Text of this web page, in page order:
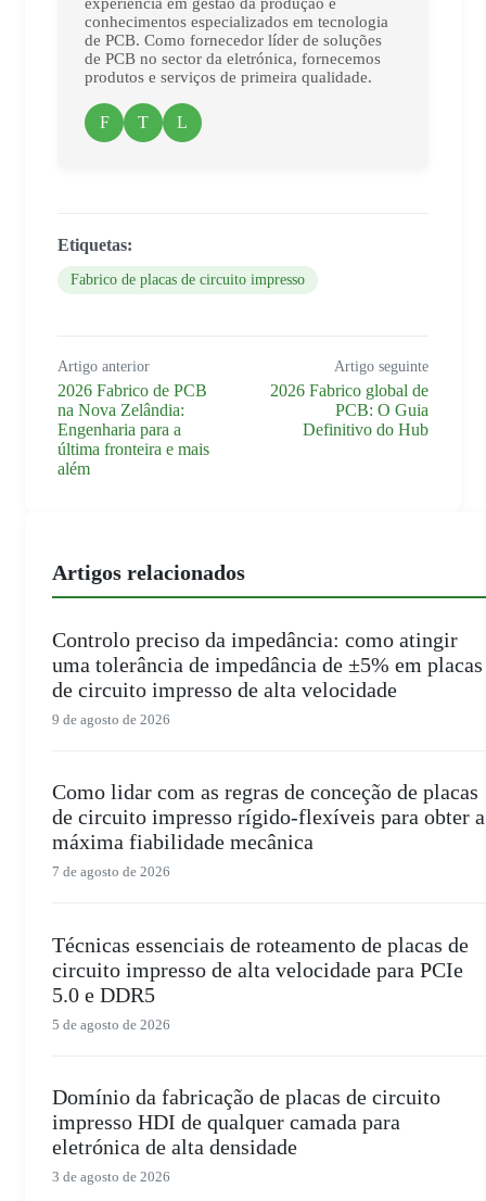
conhecimentos especializados em tecnologia
de PCB. Como fornecedor líder de soluções
de PCB no sector da eletrónica, fornecemos
produtos e serviços de primeira qualidade.
F T L
Etiquetas:
Fabrico de placas de circuito impresso
Artigo anterior
2026 Fabrico de PCB
na Nova Zelândia:
Engenharia para a
última fronteira e mais
além
Artigo seguinte
2026 Fabrico global de
PCB: O Guia
Definitivo do Hub
Artigos relacionados
Controlo preciso da impedância: como atingir
uma tolerância de impedância de ±5% em placas
de circuito impresso de alta velocidade
9 de agosto de 2026
Como lidar com as regras de conceção de placas
de circuito impresso rígido-flexíveis para obter a
máxima fiabilidade mecânica
7 de agosto de 2026
Técnicas essenciais de roteamento de placas de
circuito impresso de alta velocidade para PCIe
5.0 e DDR5
5 de agosto de 2026
Domínio da fabricação de placas de circuito
impresso HDI de qualquer camada para
eletrónica de alta densidade
3 de agosto de 2026